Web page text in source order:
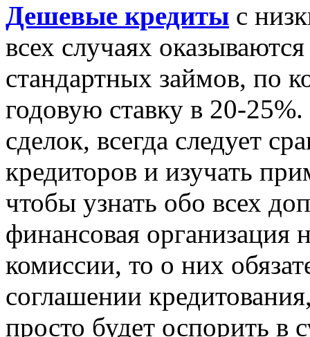
Дешевые кредиты с
всех случаях
стандартных займов, по
годовую ставку в 20-
сделок, всегда следует
кредиторов и изучать
чтобы узнать обо всех
финансовая организация
комиссии, то о них
соглашении
просто будет оспорить в